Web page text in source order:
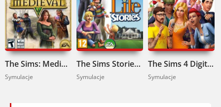
The Sims: Medieval Ultimate Edition Pobierz
Symulacje
The Sims Stories Collection Pobierz
Symulacje
The Sims 4 Digital Deluxe Edition Pobierz
Symulacje